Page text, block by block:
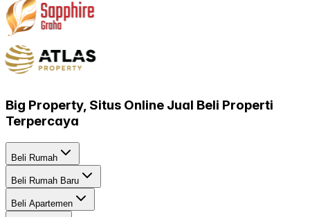
Big Property, Situs Online Jual Beli Properti
Terpercaya
Beli Rumah
Beli Rumah Baru
Beli Apartemen